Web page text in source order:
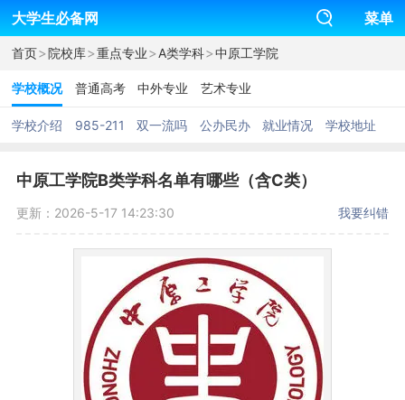
大学生必备网 菜单
首页>院校库>重点专业>A类学科>中原工学院
学校概况 普通高考 中外专业 艺术专业
学校介绍 985-211 双一流吗 公办民办 就业情况 学校地址
中原工学院B类学科名单有哪些（含C类）
更新：2026-5-17 14:23:30 我要纠错